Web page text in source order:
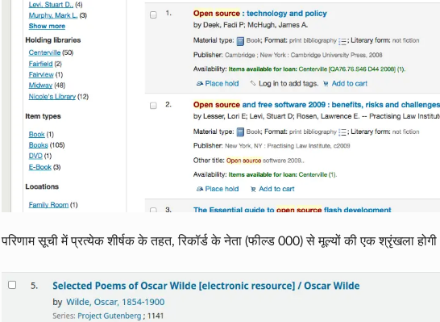
परिणाम सूची में प्रत्येक शीर्षक के तहत, रिकॉर्ड के नेता (फील्ड 000) से मूल्यों की एक श्रृंखला